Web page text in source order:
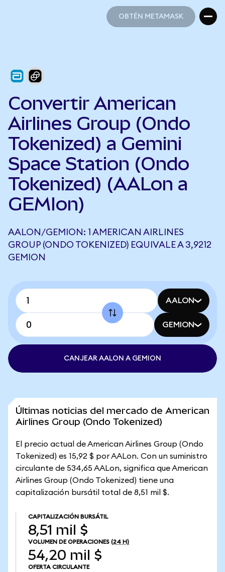
OBTÉN METAMASK
Convertir American
Airlines Group (Ondo
Tokenized) a Gemini
Space Station (Ondo
Tokenized) (AALon a
GEMIon)
AALON/GEMION: 1 AMERICAN AIRLINES
GROUP (ONDO TOKENIZED) EQUIVALE A 3,9212
GEMION
AALON
GEMION
CANJEAR AALON A GEMION
Últimas noticias del mercado de American
Airlines Group (Ondo Tokenized)
El precio actual de American Airlines Group (Ondo
Tokenized) es 15,92 $ por AALon. Con un suministro
circulante de 534,65 AALon, significa que American
Airlines Group (Ondo Tokenized) tiene una
capitalización bursátil total de 8,51 mil $.
CAPITALIZACIÓN BURSÁTIL
8,51 mil $
VOLUMEN DE OPERACIONES (24 H)
54,20 mil $
OFERTA CIRCULANTE